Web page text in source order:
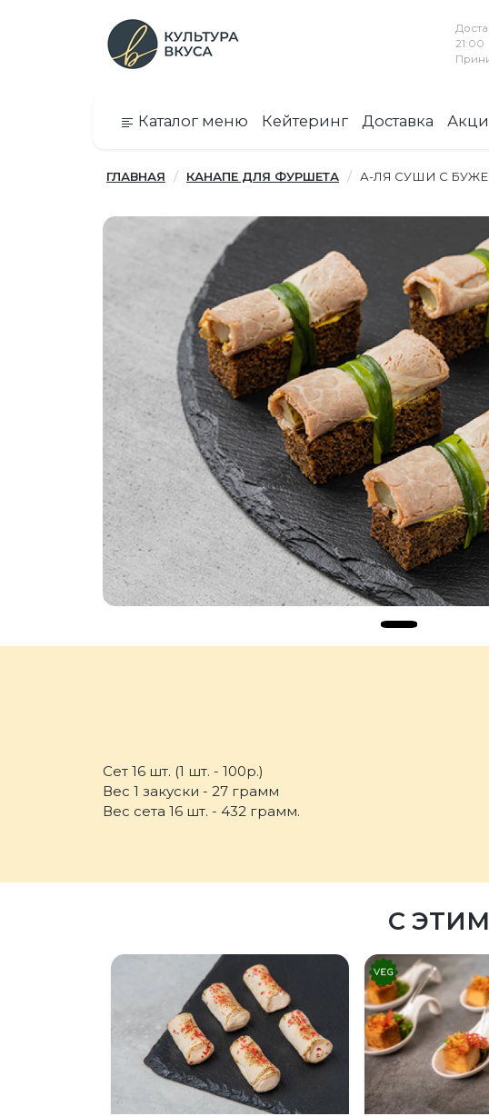
21:00
Каталог меню Кейтеринг Доставка
ГЛАВНАЯ КАНАПЕ ДЛЯ ФУРШЕТА А-ЛЯ СУШИ С
Сет 16 шт. (1 шт. - 100р.)
Вес 1 закуски - 27 грамм
Вес сета 16 шт. - 432 грамм.
С